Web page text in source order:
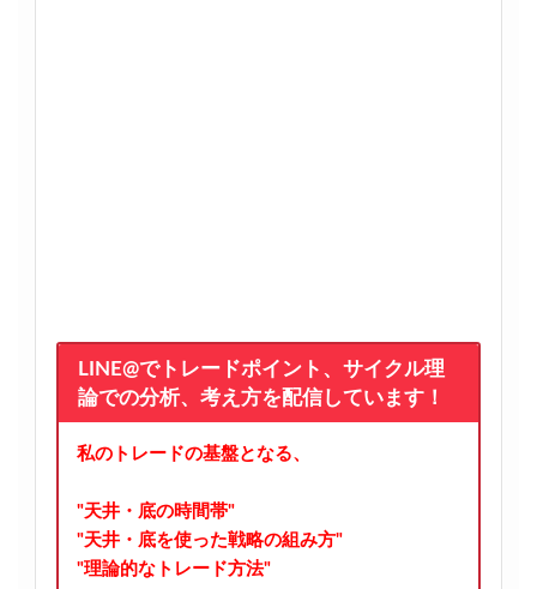
LINE@でトレードポイント、サイクル理
論での分析、考え方を配信しています！
私のトレードの基盤となる、
"天井・底の時間帯"
"天井・底を使った戦略の組み方"
"理論的なトレード方法"